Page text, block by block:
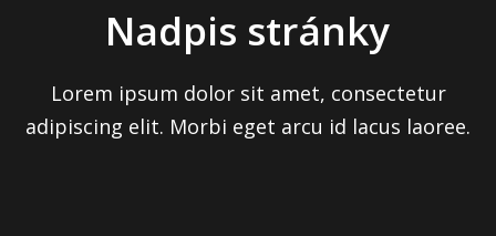
Nadpis stránky
Lorem ipsum dolor sit amet, consectetur
adipiscing elit. Morbi eget arcu id lacus laoree.